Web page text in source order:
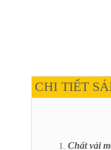
CHI TIẾT
Chất vải